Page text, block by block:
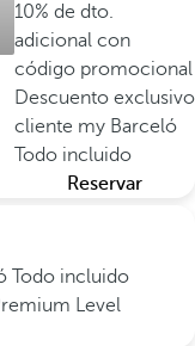
10% de dto.
adicional con
código promocional
Descuento exclusivo
cliente my Barceló
Todo incluido
Reservar
Todo incluido
Level